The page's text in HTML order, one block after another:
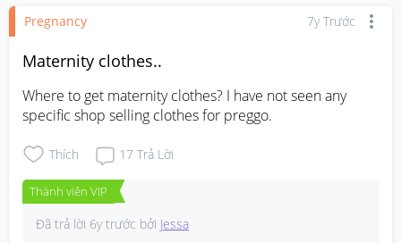
Pregnancy 7y Trước
Maternity clothes..
Where to get maternity clothes? I have not seen any
specific shop selling clothes for preggo.
Thích 17 Trả Lời
Thành viên VIP
Đã trả lời 6y trước bởi Jessa